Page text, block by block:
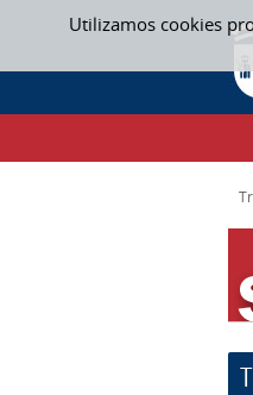
Utilizamos cookies
Saltar al contenido